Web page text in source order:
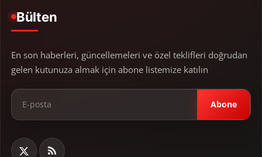
Bülten
En son haberleri, güncellemeleri ve özel teklifleri doğrudan
gelen kutunuza almak için abone listemize katılın
Abone